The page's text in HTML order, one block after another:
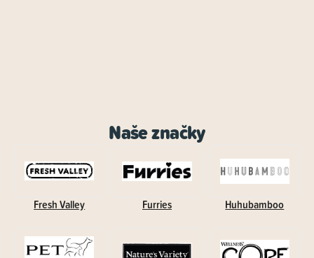
Naše značky
Fresh Valley Furries Huhubamboo